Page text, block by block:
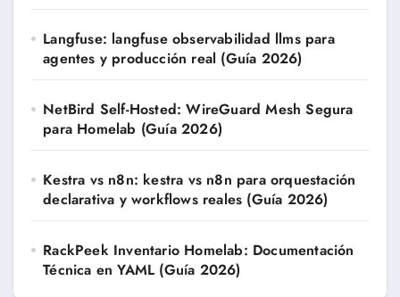
Langfuse: langfuse observabilidad llms para
agentes y producción real (Guía 2026)
NetBird Self-Hosted: WireGuard Mesh Segura
para Homelab (Guía 2026)
Kestra vs n8n: kestra vs n8n para orquestación
declarativa y workflows reales (Guía 2026)
RackPeek Inventario Homelab: Documentación
Técnica en YAML (Guía 2026)